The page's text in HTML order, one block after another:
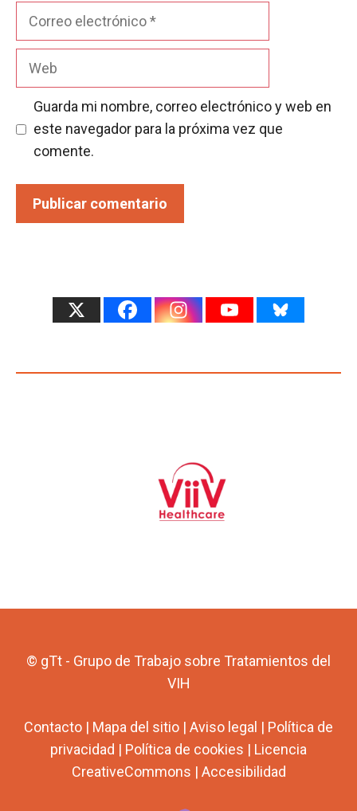
Guarda mi nombre, correo electrónico y web en
este navegador para la próxima vez que
comente.
© gTt - Grupo de Trabajo sobre Tratamientos del
VIH
Contacto | Mapa del sitio | Aviso legal | Política de
privacidad | Política de cookies | Licencia
CreativeCommons | Accesibilidad